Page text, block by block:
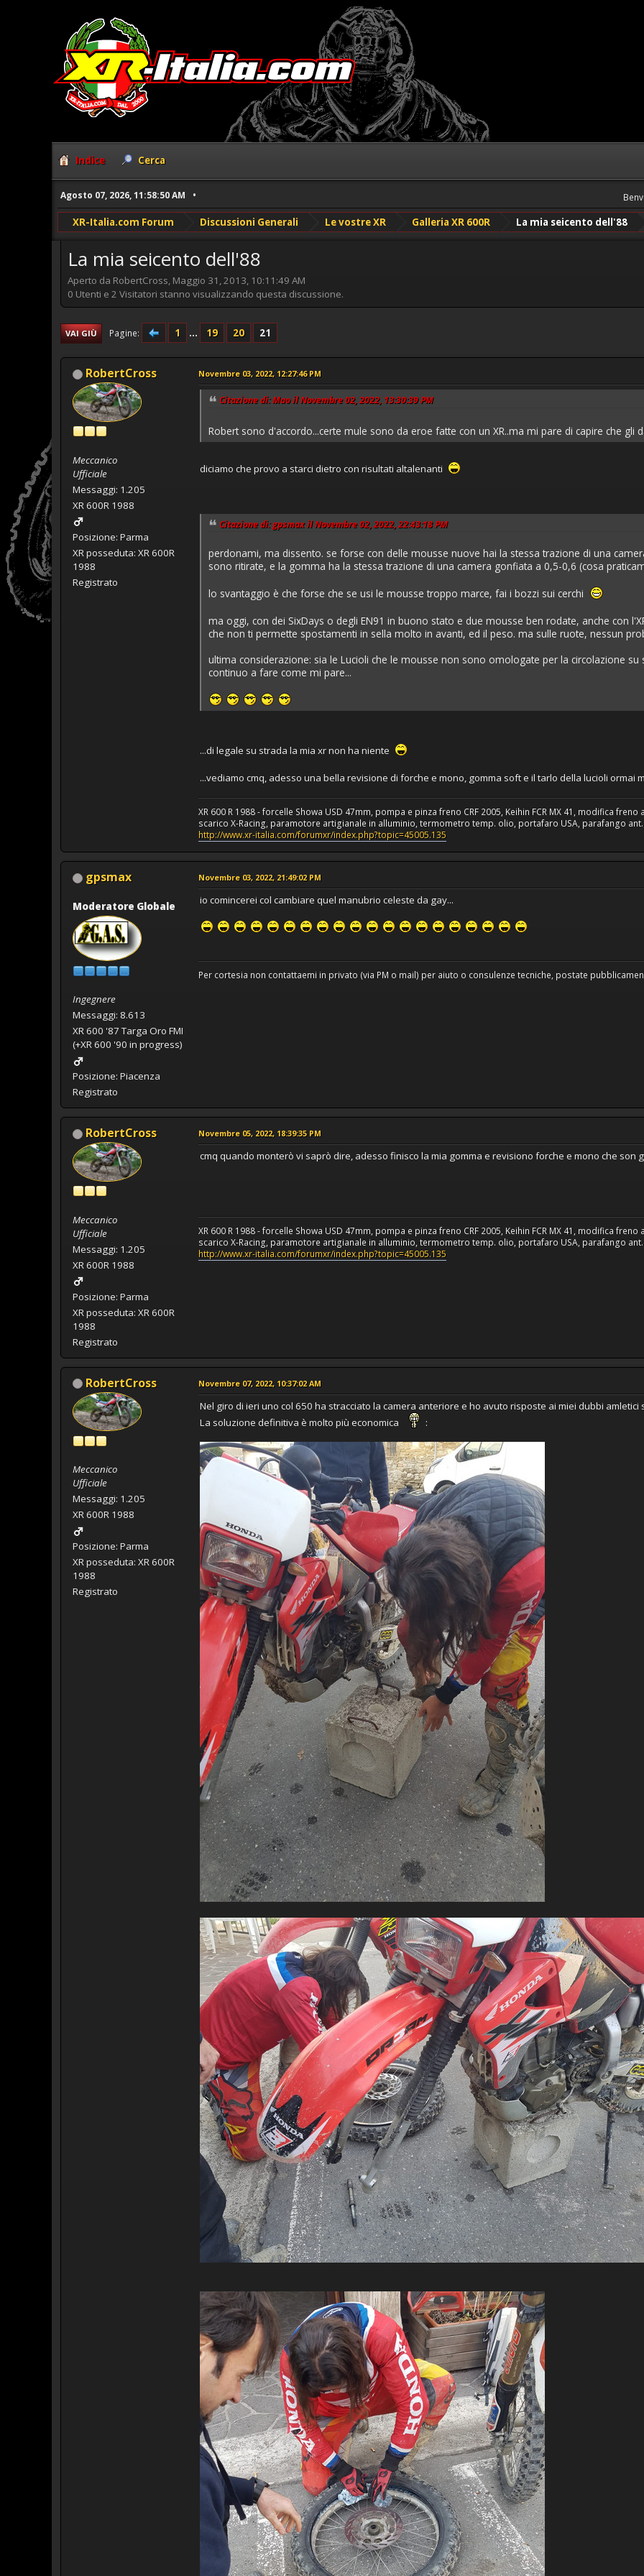
Indice Cerca
Agosto 07, 2026, 11:58:50 AM
XR-Italia.com Forum Discussioni Generali Le vostre XR Galleria XR 600R La mia seicento dell'88
La mia seicento dell'88
Aperto da RobertCross, Maggio 31, 2013, 10:11:49 AM
0 Utenti e 2 Visitatori stanno visualizzando questa discussione.
VAI GIÙ Pagine 1 ... 19 20 21
RobertCross
Meccanico
Ufficiale
Messaggi: 1.205
XR 600R 1988
Posizione: Parma
XR posseduta: XR 600R
1988
Registrato
Novembre 03, 2022, 12:27:46 PM
Citazione di: Mao il Novembre 02, 2022, 13:30:39 PM
Robert sono d'accordo...certe mule sono da eroe fatte con un XR..ma mi pare di capire che gli
diciamo che provo a starci dietro con risultati altalenanti
Citazione di: gpsmax il Novembre 02, 2022, 22:43:18 PM
perdonami, ma dissento. se forse con delle mousse nuove hai la stessa trazione di una
sono ritirate, e la gomma ha la stessa trazione di una camera gonfiata a 0,5-0,6 (cosa
lo svantaggio è che forse che se usi le mousse troppo marce, fai i bozzi sui cerchi
ma oggi, con dei SixDays o degli EN91 in buono stato e due mousse ben rodate, anche con
che non ti permette spostamenti in sella molto in avanti, ed il peso. ma sulle ruote, nessun
ultima considerazione: sia le Lucioli che le mousse non sono omologate per la circolazione
continuo a fare come mi pare...
...di legale su strada la mia xr non ha niente
...vediamo cmq, adesso una bella revisione di forche e mono, gomma soft e il tarlo della lucioli ormai
XR 600 R 1988 - forcelle Showa USD 47mm, pompa e pinza freno CRF 2005, Keihin FCR MX 41, modifica
scarico X-Racing, paramotore artigianale in alluminio, termometro temp. olio, portafaro USA, parafango
http://www.xr-italia.com/forumxr/index.php?topic=45005.135
gpsmax
Moderatore Globale
Ingegnere
Messaggi: 8.613
XR 600 '87 Targa Oro FMI
(+XR 600 '90 in progress)
Posizione: Piacenza
Registrato
Novembre 03, 2022, 21:49:02 PM
io comincerei col cambiare quel manubrio celeste da gay...
Per cortesia non contattaemi in privato (via PM o mail) per aiuto o consulenze tecniche, postate
RobertCross
Meccanico
Ufficiale
Messaggi: 1.205
XR 600R 1988
Posizione: Parma
XR posseduta: XR 600R
1988
Registrato
Novembre 05, 2022, 18:39:35 PM
cmq quando monterò vi saprò dire, adesso finisco la mia gomma e revisiono forche e mono che son
XR 600 R 1988 - forcelle Showa USD 47mm, pompa e pinza freno CRF 2005, Keihin FCR MX 41, modifica
scarico X-Racing, paramotore artigianale in alluminio, termometro temp. olio, portafaro USA, parafango
http://www.xr-italia.com/forumxr/index.php?topic=45005.135
RobertCross
Meccanico
Ufficiale
Messaggi: 1.205
XR 600R 1988
Posizione: Parma
XR posseduta: XR 600R
1988
Registrato
Novembre 07, 2022, 10:37:02 AM
Nel giro di ieri uno col 650 ha stracciato la camera anteriore e ho avuto risposte ai miei dubbi
La soluzione definitiva è molto più economica
: